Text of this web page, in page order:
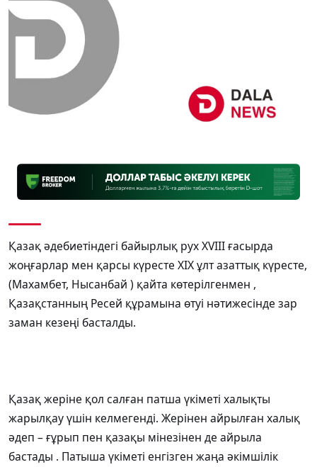
Қазақ әдебиетіндегі байырлық рух ХVІІІ ғасырда
жоңғарлар мен қарсы күресте ХІХ ұлт азаттық күресте,
(Махамбет, Нысанбай ) қайта көтерілгенмен ,
Қазақстанның Ресей құрамына өтуі нәтижесінде зар
заман кезеңі басталды.
Қазақ жеріне қол салған патша үкіметі халықты
жарылқау үшін келмегенді. Жерінен айрылған халық
әдеп – ғұрып пен қазақы мінезінен де айрыла
бастады . Патыша үкіметі енгізген жаңа әкімшілік